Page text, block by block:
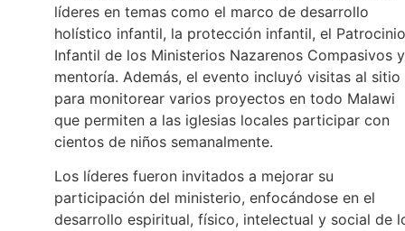
líderes en temas como el marco de desarrollo
holístico infantil, la protección infantil, el Patrocinio
Infantil de los Ministerios Nazarenos Compasivos
mentoría. Además, el evento incluyó visitas al sitio
para monitorear varios proyectos en todo Malawi
que permiten a las iglesias locales participar con
cientos de niños semanalmente.
Los líderes fueron invitados a mejorar su
participación del ministerio, enfocándose en el
desarrollo espiritual, físico, intelectual y social de